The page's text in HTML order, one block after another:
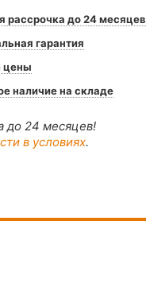
рассрочка до 24 месяцев
гарантия
цены
наличие на складе
до 24 месяцев!
в условиях.